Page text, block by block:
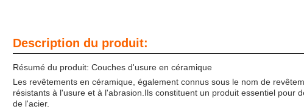
Description du produit:
Résumé du produit: Couches d'usure en céramique
Les revêtements en céramique, également connus sous le nom de
résistants à l'usure et à l'abrasion.Ils constituent un produit essentiel pour
de l'acier.